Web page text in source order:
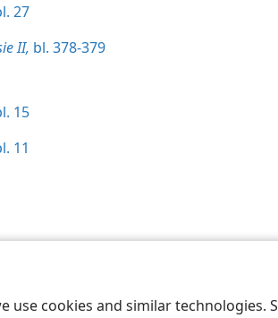
use cookies and similar
27
II, bl. 378-379
15
11